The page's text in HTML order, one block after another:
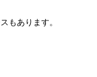
もあります。